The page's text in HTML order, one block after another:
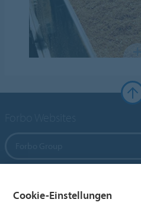
Cookie-Einstellungen